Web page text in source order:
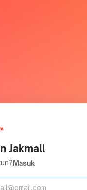
Jakmall
Masuk